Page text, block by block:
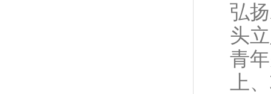
弘
头
青
上